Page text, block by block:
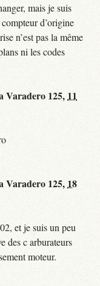
mais je suis
d’origine
n’est pas la même
ni les codes
Varadero 125, 11
Varadero 125, 18
et je suis un peu
des c arburateurs
moteur.